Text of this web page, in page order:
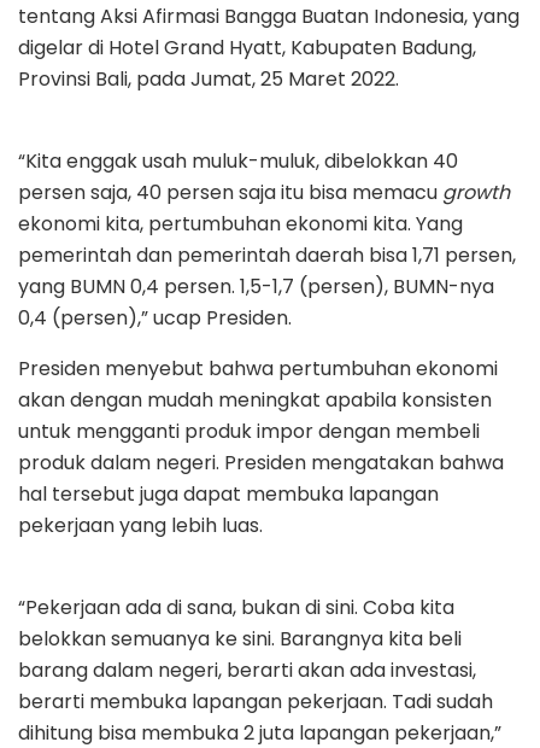
tentang Aksi Afirmasi Bangga Buatan Indonesia, yang
digelar di Hotel Grand Hyatt, Kabupaten Badung,
Provinsi Bali, pada Jumat, 25 Maret 2022.
“Kita enggak usah muluk-muluk, dibelokkan 40
persen saja, 40 persen saja itu bisa memacu growth
ekonomi kita, pertumbuhan ekonomi kita. Yang
pemerintah dan pemerintah daerah bisa 1,71 persen,
yang BUMN 0,4 persen. 1,5-1,7 (persen), BUMN-nya
0,4 (persen),” ucap Presiden.
Presiden menyebut bahwa pertumbuhan ekonomi
akan dengan mudah meningkat apabila konsisten
untuk mengganti produk impor dengan membeli
produk dalam negeri. Presiden mengatakan bahwa
hal tersebut juga dapat membuka lapangan
pekerjaan yang lebih luas.
“Pekerjaan ada di sana, bukan di sini. Coba kita
belokkan semuanya ke sini. Barangnya kita beli
barang dalam negeri, berarti akan ada investasi,
berarti membuka lapangan pekerjaan. Tadi sudah
dihitung bisa membuka 2 juta lapangan pekerjaan,”